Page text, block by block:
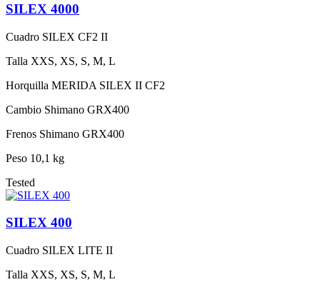
SILEX 4000
Cuadro SILEX CF2 II
Talla XXS, XS, S, M, L
Horquilla MERIDA SILEX II CF2
Cambio Shimano GRX400
Frenos Shimano GRX400
Peso 10,1 kg
Tested
SILEX 400
Cuadro SILEX LITE II
Talla XXS, XS, S, M, L